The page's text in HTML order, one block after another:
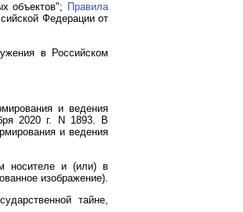
объектов"; Правила
Федерации от
в Российском
и ведения
2020 г. N 1893. В
и ведения
носителе и (или) в
изображение).
тайне,